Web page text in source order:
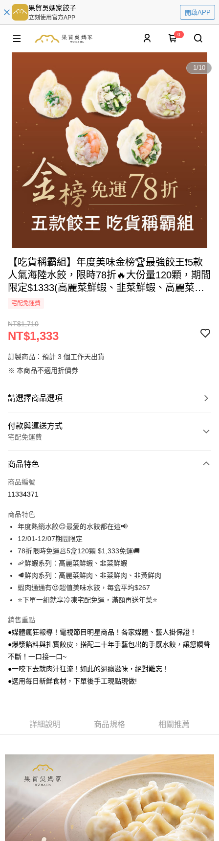
果貿吳媽家餃子
立刻使用官方APP
開啟APP
0
1/10
【吃貨稱霸組】年度美味金榜🏆最強餃王❗5款
人氣海陸水餃，限時78折🔥大份量120顆，期間
限定$1333(高麗菜鮮蝦、韭菜鮮蝦、高麗菜鮮
肉、韭菜鮮肉、韭黃鮮肉)
宅配免運費
NT$1,710
NT$1,333
訂製商品：預計 3 個工作天出貨
※ 本商品不適用折價券
請選擇商品選項
付款與運送方式
宅配免運費
信用卡一次付款
LINE Pay
街口支付
悠遊付
Google Pay
大哥付你分期
相關說明
【大哥付你分期使用說明】
2.付款方式選擇「大哥付你分期」，訂單成立後會自動跳轉到大哥付的交易
流程，驗證手機門號後，選擇欲分期的期數、繳款截止日，確認付款後即完
成交易。
3.實際核准額度、可分期數及費用金額請依後續交易確認頁面所載為準。
4.訂單成立30分鐘內，如未前往確認交易或遇審核未通過，訂單將自動取
法說明評估內容。
【繳款方式說明】
買賣價金債權讓與本公司後，依約使用本公司帳單繳交帳款。
2.基於同意付款使用「大哥付你分期」之契約關係目的，商店將以您的個人
資料（包含姓名、電話或地址）提供予台灣大哥大進項蒐集、處理及利用，
由本公司與您本人進行分期帳單所需資料之確認、核對及更正。
3.完整用戶服務條款，請詳閱以下連結：https://oppay.tw/userRule
運送方式
本島冷凍／宅配有運費
每筆NT$200，滿NT$1,188(含以上)免運費
本島冷凍／宅配免運費
每筆NT$400，滿NT$3,000(含以上)免運費
免運費
商品特色
商品編號
11334371
商品特色
年度熱銷水餃😊最愛的水餃都在這📢
12/01-12/07期間限定
78折限時免運🥟5盒120顆 $1,333免運🚚
🦐鮮蝦系列：高麗菜鮮蝦、韭菜鮮蝦
🥩鮮肉系列：高麗菜鮮肉、韭菜鮮肉、韭黃鮮肉
蝦肉通通有😍超值美味水餃，每盒平均$267
⭐下單一組就享冷凍宅配免運，滿額再送年菜⭐
銷售重點
●媒體瘋狂報導！電視節目明星商品！各家媒體、藝人掛保證！
●爆漿餡料與扎實餃皮，搭配二十年手藝包出的手感水餃，讓您讚聲
不斷！一口接一口~
●一咬下去就肉汁狂流！如此的過癮滋味，絕對難忘！
●選用每日新鮮食材，下單後手工現點現做!
詳細說明 商品規格 相關推薦